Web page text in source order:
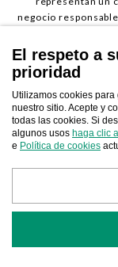
negocio
el desarrollo de la
del ambiente en
Sin respecto por el
generaciones
Nuestra empresa
de la
El respeto a
prioridad
Utilizamos cookies
nuestro sitio. Acepte y
todas las cookies. Si
algunos usos haga clic
e Política de cookies